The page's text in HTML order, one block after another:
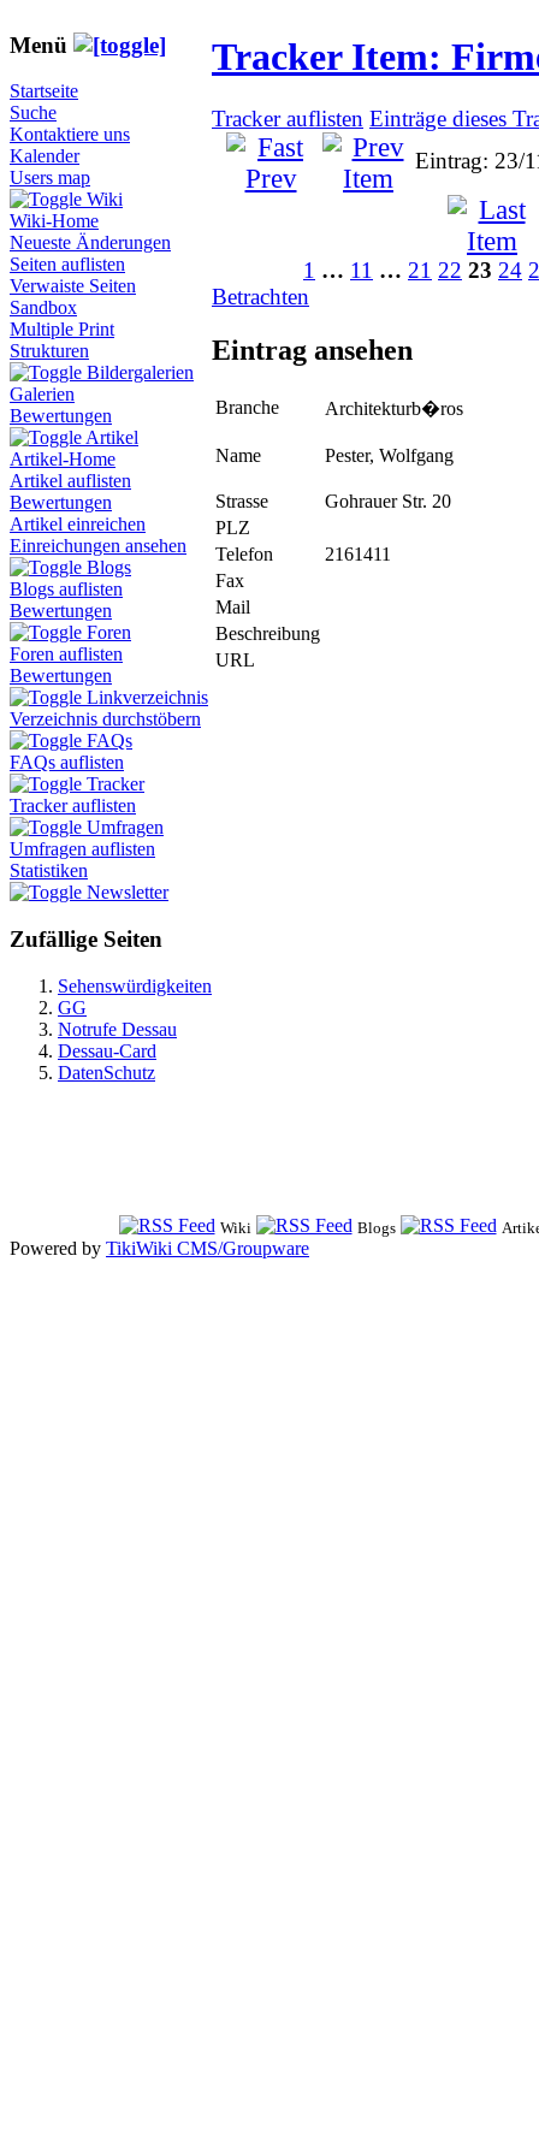
Menü
Startseite
Suche
Kontaktiere uns
Kalender
Users map
Wiki
Wiki-Home
Neueste Änderungen
Seiten auflisten
Verwaiste Seiten
Sandbox
Multiple Print
Strukturen
Bildergalerien
Galerien
Bewertungen
Artikel
Artikel-Home
Artikel auflisten
Bewertungen
Artikel einreichen
Einreichungen ansehen
Blogs
Blogs auflisten
Bewertungen
Foren
Foren auflisten
Bewertungen
Linkverzeichnis
Verzeichnis durchstöbern
FAQs
FAQs auflisten
Tracker
Tracker auflisten
Umfragen
Umfragen auflisten
Statistiken
Newsletter
Zufällige Seiten
Sehenswürdigkeiten
GG
Notrufe Dessau
Dessau-Card
DatenSchutz
Tracker Item:
Tracker auflisten Einträge dieses
Eintrag: 23/
1 … 11 … 21 22 23 24
Betrachten
Eintrag ansehen
Branche Architekturb�ros
Name Pester, Wolfgang
Strasse
Gohrauer Str. 20
PLZ
Telefon
2161411
Fax
Mail
Beschreibung
URL
Wiki Blogs
Powered by TikiWiki CMS/Groupware